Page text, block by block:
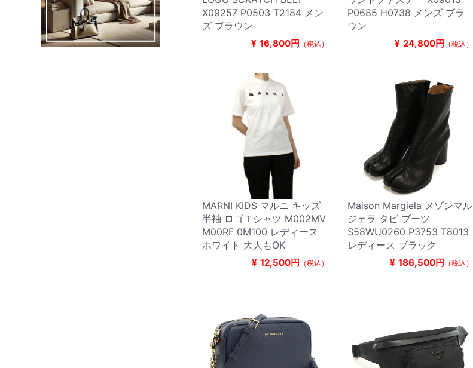
X09257 P0503 T2184 メン
ズ ブラウン
¥ 16,800円 （税込）
P0685 H0738 メンズ ブラ
ウン
¥ 24,800円 （税込）
MARNI KIDS マルニ キッズ
半袖 ロゴＴシャツ M002MV
M00RF 0M100 レディース
ホワイト 大人もOK
¥ 12,500円 （税込）
Maison Margiela メゾンマル
ジェラ タビ ブーツ
S58WU0260 P3753 T8013
レディース ブラック
¥ 186,500円 （税込）